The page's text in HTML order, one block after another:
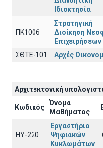
Ιδιοκτησία
ΠΚ1006
Στρατηγική
Διοίκηση
Επιχειρήσεων
ΣΘΤΕ-101 Αρχές
Αρχιτεκτoνική
Κωδικός
Όνομα
Μαθήματος
ΗΥ-220
Εργαστήριο
Ψηφιακών
Κυκλωμάτων